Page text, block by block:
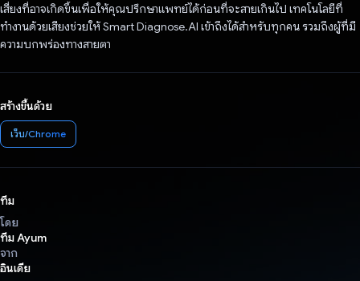
เสี่ยงที่อาจเกิดขึ้นเพื่อให้คุณปรึกษาแพทย์ได้ก่อนที่จะสายเกินไป เทคโนโลยีที่
ทำงานด้วยเสียงช่วยให้ Smart Diagnose.AI เข้าถึงได้สำหรับทุกคน รวมถึงผู้ที่มี
ความบกพร่องทางสายตา
สร้างขึ้นด้วย
เว็บ/Chrome
ทีม
โดย
ทีม Ayum
จาก
อินเดีย